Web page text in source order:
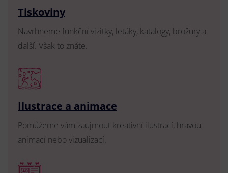
Tiskoviny
Navrhneme funkční vizitky, letáky, katalogy, brožury a
další. Však to znáte.
Ilustrace a animace
Pomůžeme vám zaujmout kreativní ilustrací, hravou
animací nebo vizualizací.